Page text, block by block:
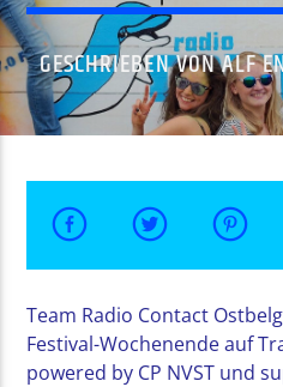
GESCHRIEBEN VONALF
Team Radio Contact
Festival-Wochenende auf
powered by CP NVST und